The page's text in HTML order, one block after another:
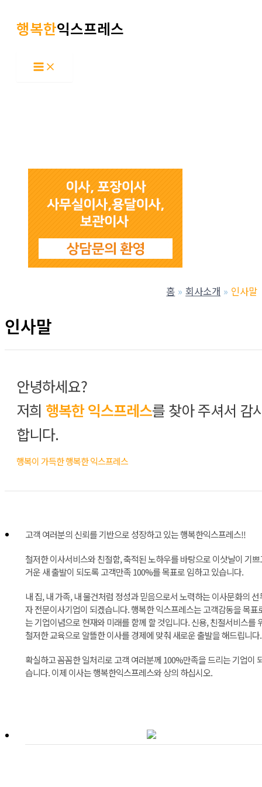
행복한익스프레스
홈 회사소개 인사말
인사말
안녕하세요?
저희 행복한 익스프레스를 찾아 주셔서 감
합니다.
행복이 가득한 행복한 익스프레스
고객 여러분의 신뢰를 기반으로 성장하고 있는 행복한익스프레스!!
철저한 이사서비스와 친절함, 축적된 노하우를 바탕으로 이삿날이 기쁘
거운 새 출발이 되도록 고객만족 100%를 목표로 임하고 있습니다.
내 집, 내 가족, 내 물건처럼 정성과 믿음으로서 노력하는 이사문화의 선
자 전문이사기업이 되겠습니다. 행복한 익스프레스는 고객감동을 목표
는 기업이념으로 현재와 미래를 함께 할 것입니다. 신용, 친절서비스를
철저한 교육으로 알뜰한 이사를 경제에 맞춰 새로운 출발을 해드립니다.
확실하고 꼼꼼한 일처리로 고객 여러분께 100%만족을 드리는 기업이
습니다. 이제 이사는 행복한익스프레스와 상의 하십시오.